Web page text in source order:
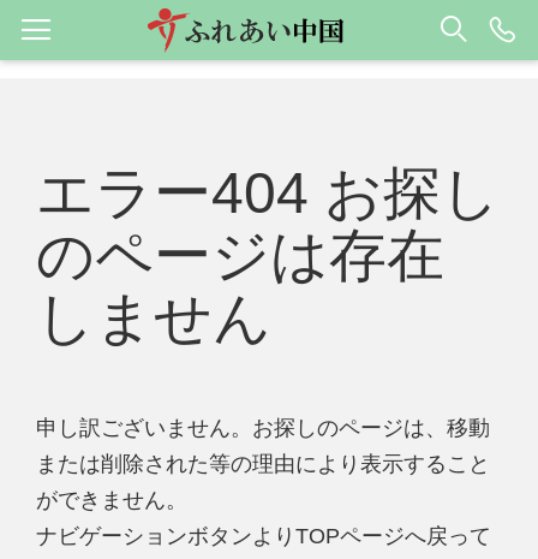
エラー404 お探し
のページは存在
しません
申し訳ございません。お探しのページは、移動
または削除された等の理由により表示すること
ができません。
ナビゲーションボタンよりTOPページへ戻って